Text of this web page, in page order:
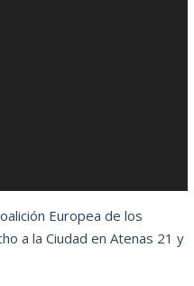
Europea de los
a la Ciudad en Atenas 21 y